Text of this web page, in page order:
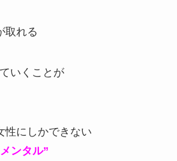
取れる
いくことが
性にしかできない
ンタル”